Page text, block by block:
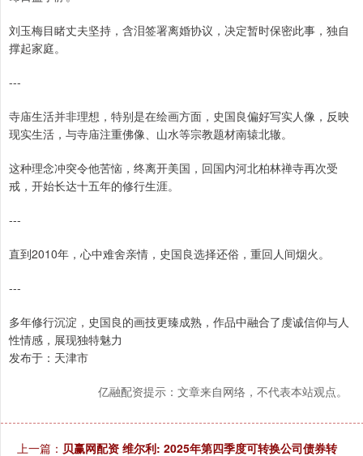
刘玉梅目睹丈夫坚持，含泪签署离婚协议，决定暂时保密此事，独自
撑起家庭。
---
寺庙生活并非理想，特别是在绘画方面，史国良偏好写实人像，反映
现实生活，与寺庙注重佛像、山水等宗教题材南辕北辙。
这种理念冲突令他苦恼，终离开美国，回国内河北柏林禅寺再次受
戒，开始长达十五年的修行生涯。
---
直到2010年，心中难舍亲情，史国良选择还俗，重回人间烟火。
---
多年修行沉淀，史国良的画技更臻成熟，作品中融合了虔诚信仰与人
性情感，展现独特魅力
发布于：天津市
亿融配资提示：文章来自网络，不代表本站观点。
上一篇： 贝赢网配资 维尔利: 2025年第四季度可转换公司债券转